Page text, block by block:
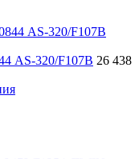
AS-320/F107B 26 438